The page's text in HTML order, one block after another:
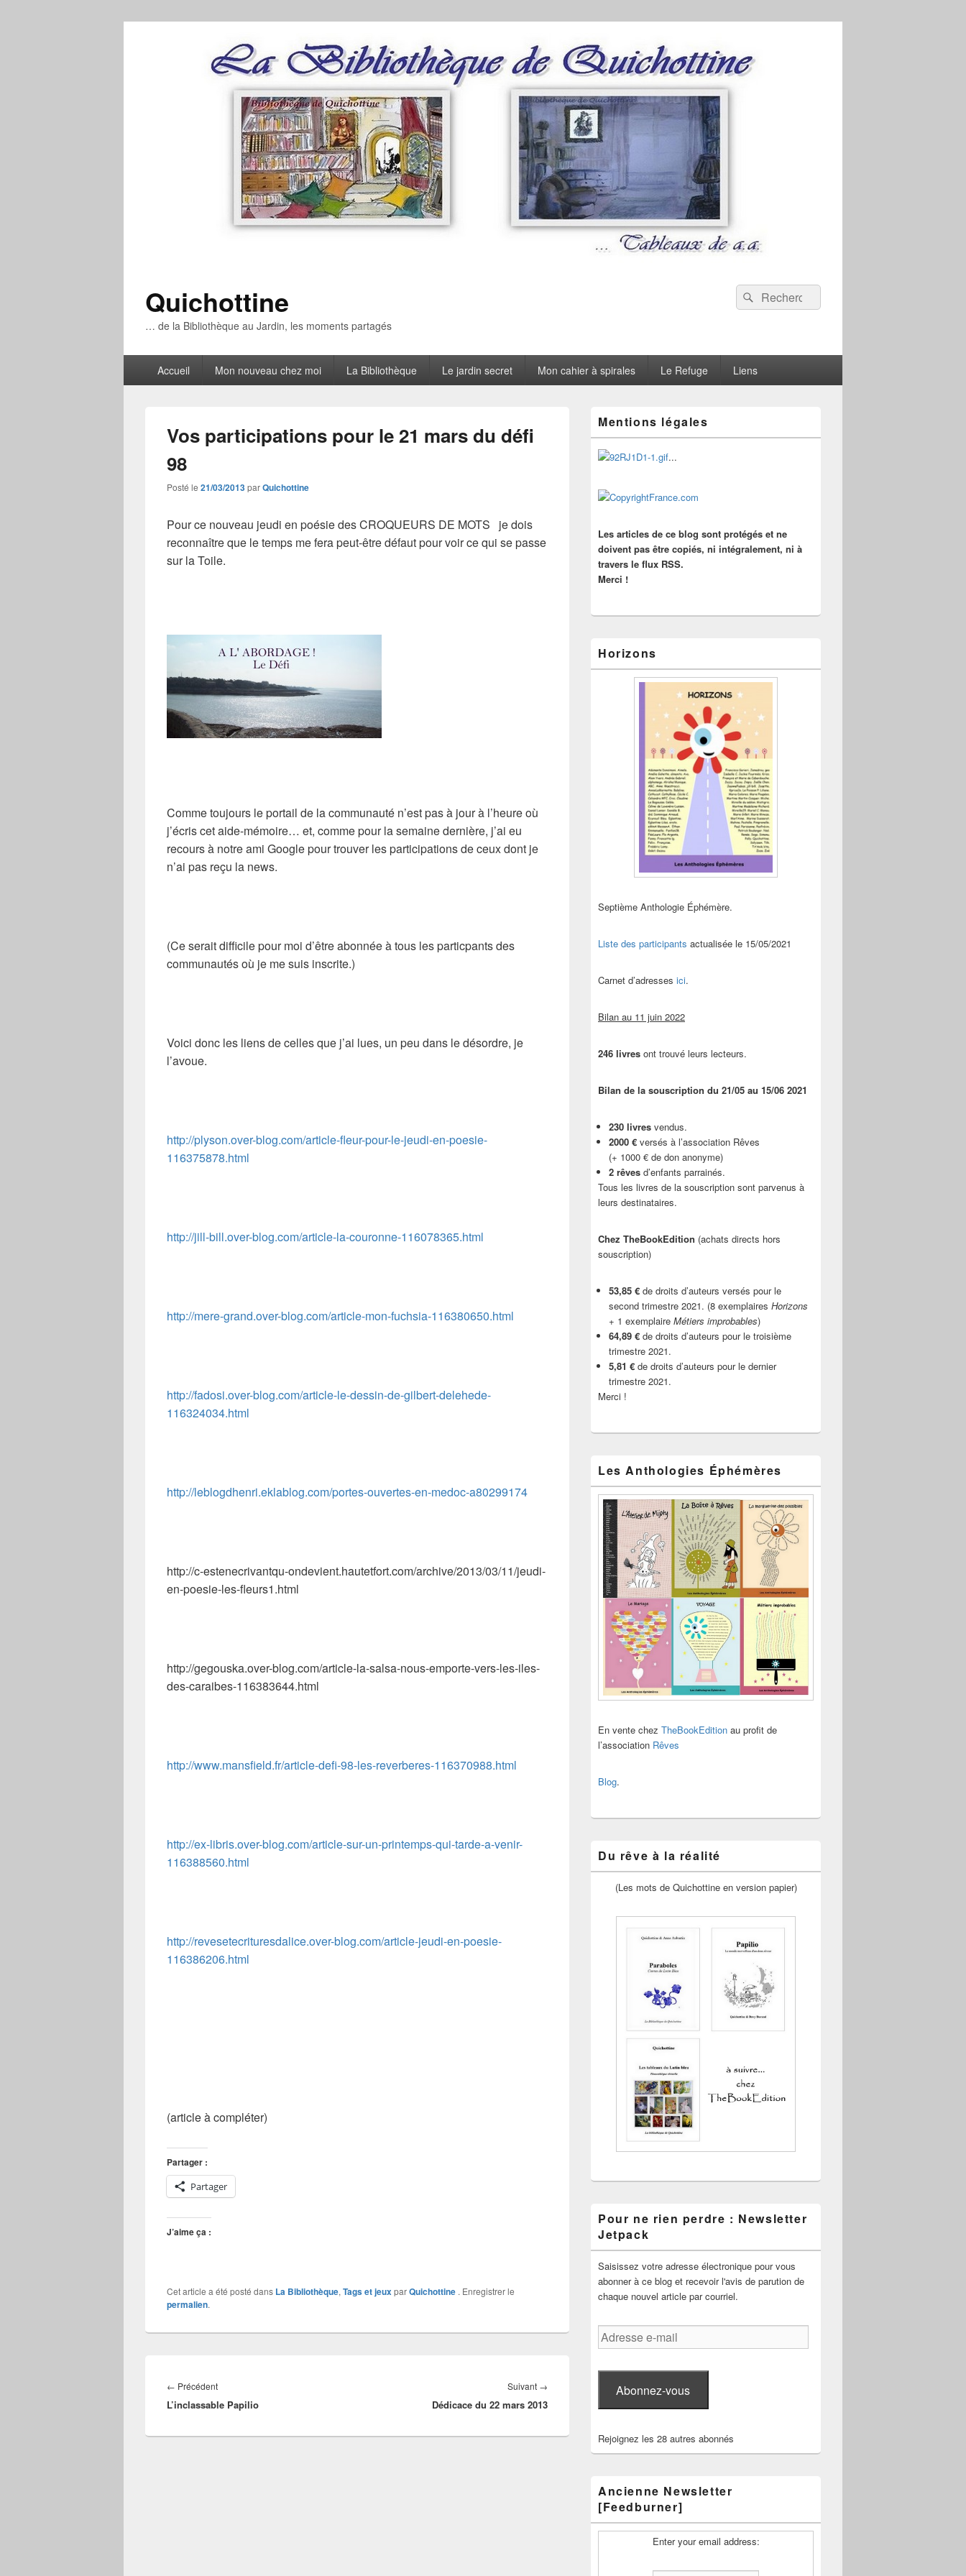
Quichottine
… de la Bibliothèque au Jardin, les moments partagés
Recherche :
Rechercher
principalAccueil Mon nouveau chez moi La Bibliothèque Le jardin secret Mon cahier à spirales Le Refuge Liens
Vos participations pour le 21 mars du défi
98
Posté le 21/03/2013parQuichottine
Pour ce nouveau jeudi en poésie des CROQUEURS DE MOTS je dois
reconnaître que le temps me fera peut-être défaut pour voir ce qui se passe
sur la Toile.
Comme toujours le portail de la communauté n’est pas à jour à l’heure où
j’écris cet aide-mémoire… et, comme pour la semaine dernière, j’ai eu
recours à notre ami Google pour trouver les participations de ceux dont je
n’ai pas reçu la news.
(Ce serait difficile pour moi d’être abonnée à tous les particpants des
communautés où je me suis inscrite.)
Voici donc les liens de celles que j’ai lues, un peu dans le désordre, je
l’avoue.
http://plyson.over-blog.com/article-fleur-pour-le-jeudi-en-poesie-
116375878.html
http://jill-bill.over-blog.com/article-la-couronne-116078365.html
http://mere-grand.over-blog.com/article-mon-fuchsia-116380650.html
http://fadosi.over-blog.com/article-le-dessin-de-gilbert-delehede-
116324034.html
http://leblogdhenri.eklablog.com/portes-ouvertes-en-medoc-a80299174
http://c-estenecrivantqu-ondevient.hautetfort.com/archive/2013/03/11/jeudi-
en-poesie-les-fleurs1.html
http://gegouska.over-blog.com/article-la-salsa-nous-emporte-vers-les-iles-
des-caraibes-116383644.html
http://www.mansfield.fr/article-defi-98-les-reverberes-116370988.html
http://ex-libris.over-blog.com/article-sur-un-printemps-qui-tarde-a-venir-
116388560.html
http://revesetecrituresdalice.over-blog.com/article-jeudi-en-poesie-
116386206.html
(article à compléter)
Partager :
Partager
J’aime ça :
Cet article a été posté dans La Bibliothèque, Tags et jeuxparQuichottine . Enregistrer le
permalien.
de
l’article
← PrécédentArticle
précédent :
L’inclassable Papilio
Suivant →
suivant :
Dédicace du 22 mars 2013
principale
de
widget
pour
barre
latérale
Mentions légales
...
Les articles de ce blog sont protégés et ne
doivent pas être copiés, ni intégralement, ni à
travers le flux RSS.
Merci !
Horizons
Septième Anthologie Éphémère.
Liste des participants actualisée le 15/05/2021
Carnet d’adresses ici.
Bilan au 11 juin 2022
246 livres ont trouvé leurs lecteurs.
Bilan de la souscription du 21/05 au 15/06 2021
230 livres vendus.
2000 € versés à l’association Rêves
(+ 1000 € de don anonyme)
2 rêves d’enfants parrainés.
Tous les livres de la souscription sont parvenus à
leurs destinataires.
Chez TheBookEdition (achats directs hors
souscription)
53,85 € de droits d’auteurs versés pour le
second trimestre 2021. (8 exemplaires Horizons
+ 1 exemplaire Métiers improbables)
64,89 € de droits d’auteurs pour le troisième
trimestre 2021.
5,81 € de droits d’auteurs pour le dernier
trimestre 2021.
Merci !
Les Anthologies Éphémères
En vente chez TheBookEdition au profit de
l’association Rêves
Blog.
Du rêve à la réalité
(Les mots de Quichottine en version papier)
Pour ne rien perdre : Newsletter
Jetpack
Saisissez votre adresse électronique pour vous
abonner à ce blog et recevoir l'avis de parution de
chaque nouvel article par courriel.
Adresse
e-
Abonnez-vous
Rejoignez les 28 autres abonnés
Ancienne Newsletter
[Feedburner]
Enter your email address: